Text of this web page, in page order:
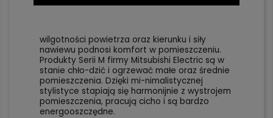
wilgotności powietrza oraz kierunku i siły
nawiewu podnosi komfort w pomieszczeniu.
Produkty Serii M firmy Mitsubishi Electric są w
stanie chło-dzić i ogrzewać małe oraz średnie
pomieszczenia. Dzięki mi-nimalistycznej
stylistyce stapiają się harmonijnie z wystrojem
pomieszczenia, pracują cicho i są bardzo
energooszczędne.